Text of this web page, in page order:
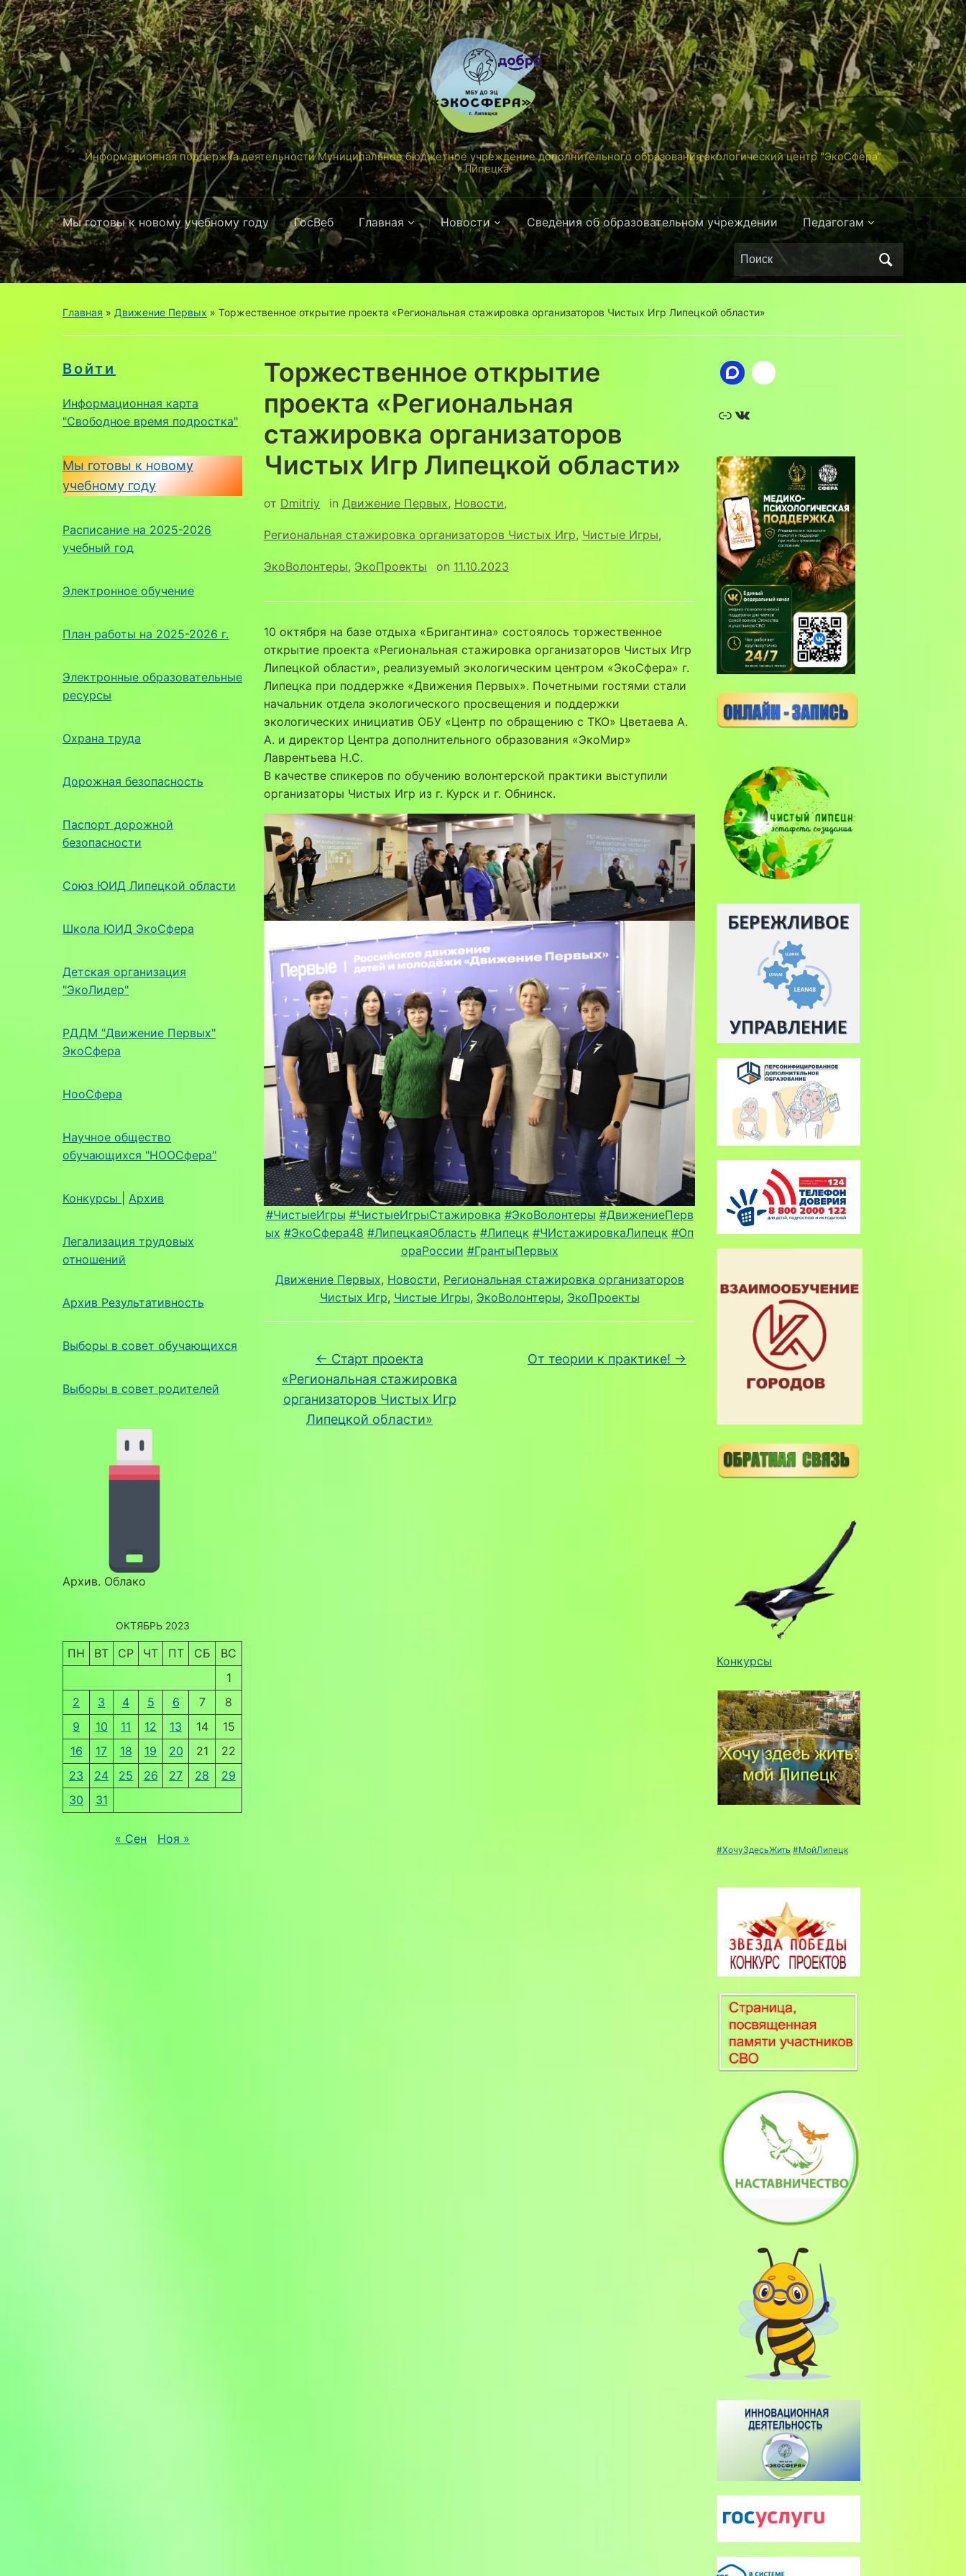
Информационная поддержка деятельности Муниципальное бюджетное учреждение дополнительного образования экологический центр "ЭкоСфера"
г.Липецка
Мы готовы к новому учебному году ГосВеб Главная Новости Сведения об образовательном учреждении Педагогам
Поиск
по:
Главная » Движение Первых » Торжественное открытие проекта «Региональная стажировка организаторов Чистых Игр Липецкой области»
Войти
Информационная карта
"Свободное время подростка"
Мы готовы к новому
учебному году
Расписание на 2025-2026
учебный год
Электронное обучение
План работы на 2025-2026 г.
Электронные образовательные
ресурсы
Охрана труда
Дорожная безопасность
Паспорт дорожной
безопасности
Союз ЮИД Липецкой области
Школа ЮИД ЭкоСфера
Детская организация
"ЭкоЛидер"
РДДМ "Движение Первых"
ЭкоСфера
НооСфера
Научное общество
обучающихся "НООСфера"
Конкурсы Архив
Легализация трудовых
отношений
Архив Результативность
Выборы в совет обучающихся
Выборы в совет родителей
Архив. Облако
ОКТЯБРЬ 2023
ПН ВТ СР ЧТ ПТ СБ
ВС
1
2
3 4 5 6 7
8
9
10 11 12 13 14
15
16
17 18 19 20 21
22
23
24 25 26 27 28
29
30
31
« Сен Ноя »
Торжественное открытие
проекта «Региональная
стажировка организаторов
Чистых Игр Липецкой области»
от Dmitriy in Движение Первых, Новости,
Региональная стажировка организаторов Чистых Игр, Чистые Игры,
ЭкоВолонтеры, ЭкоПроекты on 11.10.2023
10 октября на базе отдыха «Бригантина» состоялось торжественное
открытие проекта «Региональная стажировка организаторов Чистых Игр
Липецкой области», реализуемый экологическим центром «ЭкоСфера» г.
Липецка при поддержке «Движения Первых». Почетными гостями стали
начальник отдела экологического просвещения и поддержки
экологических инициатив ОБУ «Центр по обращению с ТКО» Цветаева А.
А. и директор Центра дополнительного образования «ЭкоМир»
Лаврентьева Н.С.
В качестве спикеров по обучению волонтерской практики выступили
организаторы Чистых Игр из г. Курск и г. Обнинск.
#ЧистыеИгры #ЧистыеИгрыСтажировка #ЭкоВолонтеры #ДвижениеПерв
ых #ЭкоСфера48 #ЛипецкаяОбласть #Липецк #ЧИстажировкаЛипецк #Оп
ораРоссии #ГрантыПервых
Движение Первых, Новости, Региональная стажировка организаторов
Чистых Игр, Чистые Игры, ЭкоВолонтеры, ЭкоПроекты
← Старт проекта
«Региональная стажировка
организаторов Чистых Игр
Липецкой области»
От теории к практике! →
Ссылка
Конкурсы
#ХочуЗдесьЖить #МойЛипецк